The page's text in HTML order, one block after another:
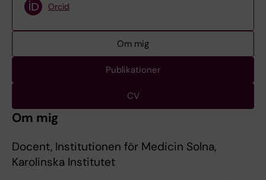
Orcid
Om mig
Publikationer
CV
Om mig
Docent, Institutionen för Medicin Solna,
Karolinska Institutet